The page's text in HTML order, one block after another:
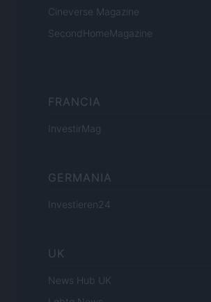
Cineverse Magazine
SecondHomeMagazine
FRANCIA
InvestirMag
GERMANIA
Investieren24
UK
News Hub UK